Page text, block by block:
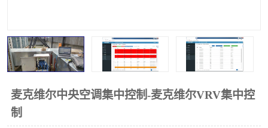
麦克维尔中央空调集中控制-麦克维尔VRV集中控
制